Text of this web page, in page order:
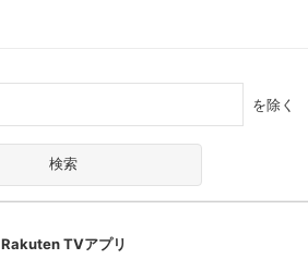
を除く
Rakuten TVアプリ